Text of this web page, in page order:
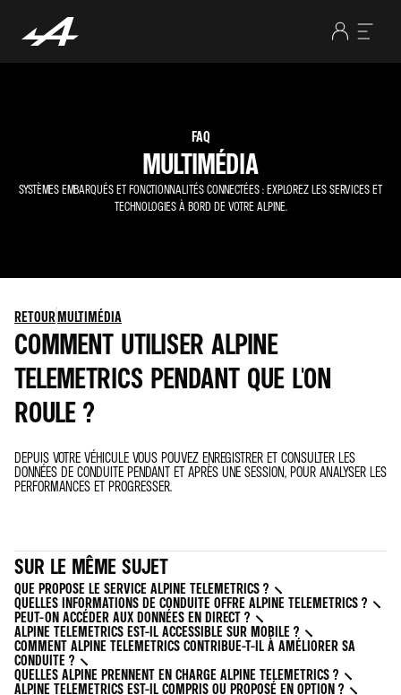
FAQ
MULTIMÉDIA
SYSTÈMES EMBARQUÉS ET FONCTIONNALITÉS CONNECTÉES : EXPLOREZ LES SERVICES ET
TECHNOLOGIES À BORD DE VOTRE ALPINE.
RETOURMULTIMÉDIA
COMMENT UTILISER ALPINE
TELEMETRICS PENDANT QUE L'ON
ROULE ?
DEPUIS VOTRE VÉHICULE VOUS POUVEZ ENREGISTRER ET CONSULTER LES
DONNÉES DE CONDUITE PENDANT ET APRÈS UNE SESSION, POUR ANALYSER LES
PERFORMANCES ET PROGRESSER.
SUR LE MÊME SUJET
QUE PROPOSE LE SERVICE ALPINE TELEMETRICS ?
QUELLES INFORMATIONS DE CONDUITE OFFRE ALPINE TELEMETRICS ?
PEUT-ON ACCÉDER AUX DONNÉES EN DIRECT ?
ALPINE TELEMETRICS EST-IL ACCESSIBLE SUR MOBILE ?
COMMENT ALPINE TELEMETRICS CONTRIBUE-T-IL À AMÉLIORER SA
CONDUITE ?
QUELLES ALPINE PRENNENT EN CHARGE ALPINE TELEMETRICS ?
ALPINE TELEMETRICS EST-IL COMPRIS OU PROPOSÉ EN OPTION ?